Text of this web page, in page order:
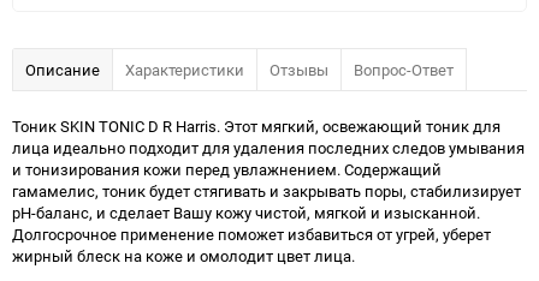
Описание Характеристики Отзывы Вопрос-Ответ
Тоник SKIN TONIC D R Harris. Этот мягкий, освежающий тоник для
лица идеально подходит для удаления последних следов умывания
и тонизирования кожи перед увлажнением. Содержащий
гамамелис, тоник будет стягивать и закрывать поры, стабилизирует
рН-баланс, и сделает Вашу кожу чистой, мягкой и изысканной.
Долгосрочное применение поможет избавиться от угрей, уберет
жирный блеск на коже и омолодит цвет лица.